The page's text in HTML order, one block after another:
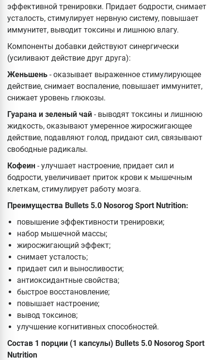
эффективной тренировки. Придает бодрости, снимает
усталость, стимулирует нервную систему, повышает
иммунитет, выводит токсины и лишнюю влагу.
Компоненты добавки действуют синергически
(усиливают действие друг друга):
Женьшень - оказывает выраженное стимулирующее
действие, снимает воспаление, повышает иммунитет,
снижает уровень глюкозы.
Гуарана и зеленый чай - выводят токсины и лишнюю
жидкость, оказывают умеренное жиросжигающее
действие, подавляют голод, придают сил, связывают
свободные радикалы.
Кофеин - улучшает настроение, придает сил и
бодрости, увеличивает приток крови к мышечным
клеткам, стимулирует работу мозга.
Преимущества Bullets 5.0 Nosorog Sport Nutrition:
повышение эффективности тренировки;
набор мышечной массы;
жиросжигающий эффект;
снимает усталость;
придает сил и выносливости;
антиоксидантные свойства;
быстрое восстановление;
повышает настроение;
вывод токсинов;
улучшение когнитивных способностей.
Состав 1 порции (1 капсулы) Bullets 5.0 Nosorog Sport
Nutrition